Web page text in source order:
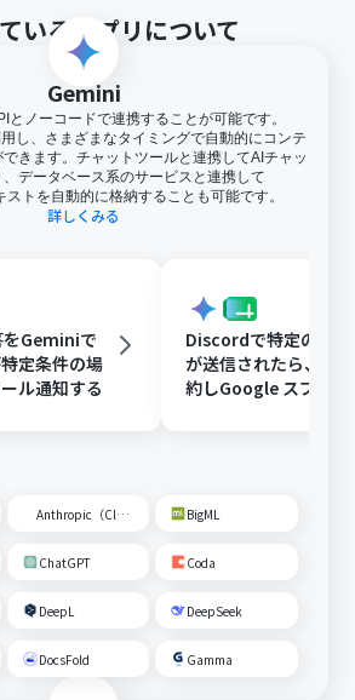
いるアプリについて
Gemini
とノーコードで連携することが可能です。
し、さまざまなタイミングで自動的にコンテ
きます。チャットツールと連携してAIチャッ
、データベース系のサービスと連携して
トを自動的に格納することも可能です。
詳しくみる
Geminiで
定条件の場
ル通知する
Discordで特定のメ
が送信されたら、
約しGoogle スプレッ
Anthropic（Claude） BigML
ChatGPT Coda
DeepL DeepSeek
DocsFold Gamma